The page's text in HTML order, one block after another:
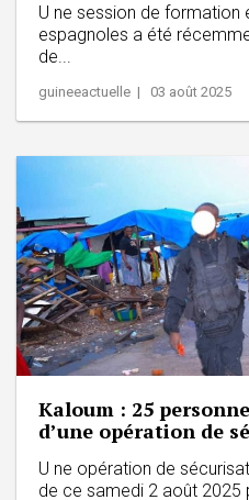
U ne session de formation
espagnoles a été
de...
guineeactuelle | 03 août 2025
Kaloum : 25
d’une opération de
U ne opération de
de ce samedi 2 août 2025